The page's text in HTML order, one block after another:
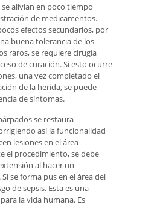
se alivian en poco tiempo
de medicamentos.
efectos secundarios, por
buena tolerancia de los
raros, se requiere cirugía
de curación. Si esto ocurre
una vez completado el
de la herida, se puede
de síntomas.
se restaura
así la funcionalidad
lesiones en el área
el procedimiento, se debe
al hacer un
se forma pus en el área del
de sepsis. Esta es una
la vida humana. Es